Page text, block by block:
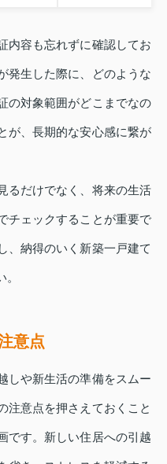
内容も忘れずに確認してお
発生した際に、どのような
の対象範囲がどこまでなの
が、長期的な安心感に繋が
るだけでなく、将来の生活
チェックすることが重要で
、納得のいく新築一戸建て
意点
しや新生活の準備をスムー
注意点を押さえておくこと
です。新しい住居への引越